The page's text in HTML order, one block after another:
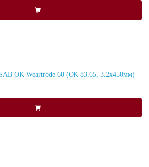
OK Weartrode 60 (OK 83.65, 3.2x450мм)